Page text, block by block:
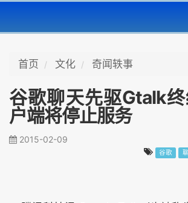
首页 文化 奇闻轶事
谷歌聊天先驱Gtalk
户端将停止服务
2015-02-09
谷歌